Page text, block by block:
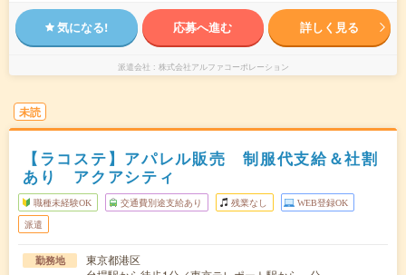
気になる! 応募へ進む 詳しく見る
派遣会社 株式会社アルファコーポレーション
未読
【ラコステ】アパレル販売 制服代支給＆社割
あり アクアシティ
職種未経験OK 交通費別途支給あり 残業なし WEB登録OK
派遣
勤務地
東京都港区